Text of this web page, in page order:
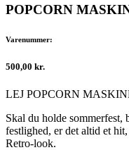
POPCORN
Varenummer:
500,00 kr.
LEJ POPCORN
Skal du holde sommerfest,
festlighed, er det altid et
Retro-look.